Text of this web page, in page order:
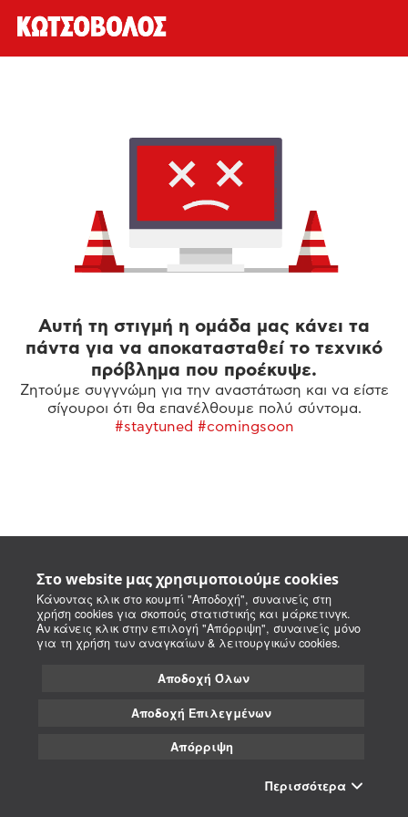
Στο website μας χρησιμοποιούμε cookies
Κάνοντας κλικ στο κουμπί "Αποδοχή", συναινείς στη
χρήση cookies για σκοπούς στατιστικής και μάρκετινγκ.
Αν κάνεις κλικ στην επιλογή "Απόρριψη", συναινείς μόνο
για τη χρήση των αναγκαίων & λειτουργικών cookies.
Αποδοχή Όλων
Αποδοχή Επιλεγμένων
Απόρριψη
Περισσότερα
Αυτή τη στιγμή η ομάδα μας κάνει τα
πάντα για να αποκατασταθεί το τεχνικό
πρόβλημα που προέκυψε.
Ζητούμε συγγνώμη για την αναστάτωση και να είστε
σίγουροι ότι θα επανέλθουμε πολύ σύντομα.
#staytuned #comingsoon